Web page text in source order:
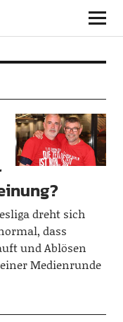
dreht sich
dass
und Ablösen
Medienrunde